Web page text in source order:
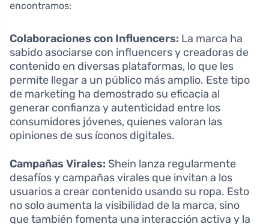
encontramos:
Colaboraciones con Influencers: La marca ha
sabido asociarse con influencers y creadoras de
contenido en diversas plataformas, lo que les
permite llegar a un público más amplio. Este tipo
de marketing ha demostrado su eficacia al
generar confianza y autenticidad entre los
consumidores jóvenes, quienes valoran las
opiniones de sus íconos digitales.
Campañas Virales: Shein lanza regularmente
desafíos y campañas virales que invitan a los
usuarios a crear contenido usando su ropa. Esto
no solo aumenta la visibilidad de la marca, sino
que también fomenta una interacción activa y la